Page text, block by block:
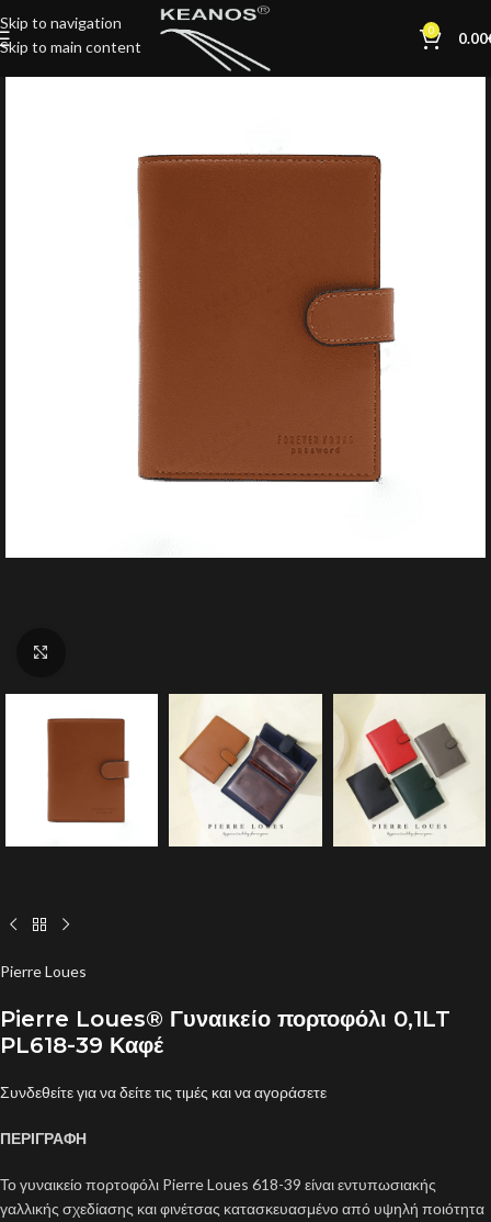
Skip to navigation
Skip to main content
0 0.00
Pierre Loues
Pierre Loues® Γυναικείο πορτοφόλι 0,1LT
PL618-39 Καφέ
Συνδεθείτε για να δείτε τις τιμές και να αγοράσετε
ΠΕΡΙΓΡΑΦΗ
Το γυναικείο πορτοφόλι Pierre Loues 618-39 είναι εντυπωσιακής
γαλλικής σχεδίασης και φινέτσας κατασκευασμένο από υψηλή ποιότητα